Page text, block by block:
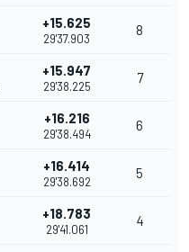
+15.625
29'37.903
8
+15.947
29'38.225
7
+16.216
29'38.494
6
+16.414
29'38.692
5
+18.783
29'41.061
4